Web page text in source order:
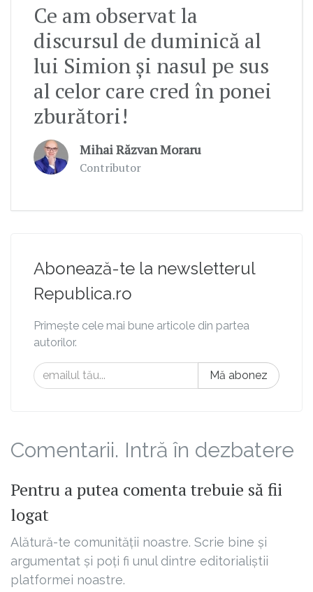
Ce am observat la
discursul de duminică al
lui Simion și nasul pe sus
al celor care cred în ponei
zburători!
Mihai Răzvan Moraru
Contributor
Abonează-te la newsletterul
Republica.ro
Primește cele mai bune articole din partea
autorilor.
Mă abonez
Comentarii. Intră în dezbatere
Pentru a putea comenta trebuie să fii
logat
Alătură-te comunității noastre. Scrie bine și
argumentat și poți fi unul dintre editorialiștii
platformei noastre.